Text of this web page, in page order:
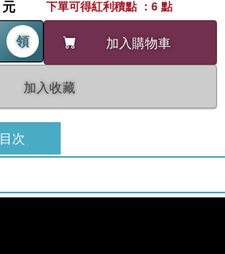
元
領 加入購物車
加入收藏
下單可得紅利積點 ：6 點
目次